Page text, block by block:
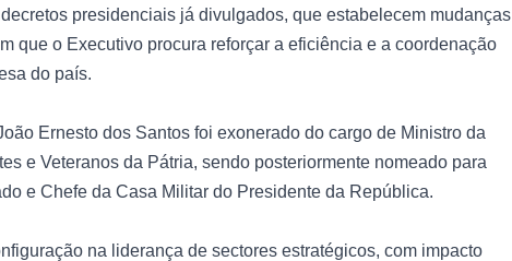
presidenciais já divulgados, que estabelecem mudanças
que o Executivo procura reforçar a eficiência e a coordenação
do país.
Ernesto dos Santos foi exonerado do cargo de Ministro da
e Veteranos da Pátria, sendo posteriormente nomeado para
e Chefe da Casa Militar do Presidente da República.
na liderança de sectores estratégicos, com impacto